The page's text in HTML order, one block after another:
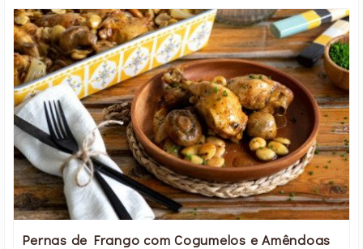
Pernas de Frango com Cogumelos e Amêndoas